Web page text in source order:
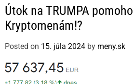
a
t
e
o
r
Útok na TRUMPA pomohol
Kryptomenám!?
Posted on 15. júla 2024 by meny.sk